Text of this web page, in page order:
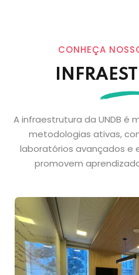
CONHEÇA
A infraestrutura da UNDB é
metodologias ativas,
laboratórios avançados e
promovem